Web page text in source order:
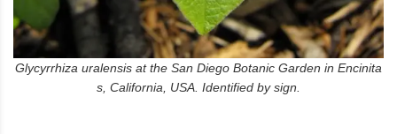
Glycyrrhiza uralensis at the San Diego Botanic Garden in Encinita
s, California, USA. Identified by sign.